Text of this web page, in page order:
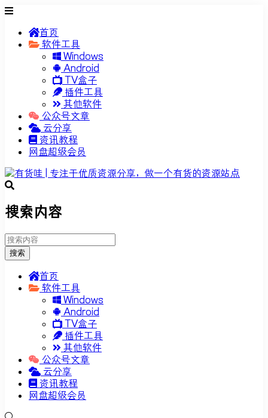
首页
软件工具
Windows
Android
TV盒子
插件工具
其他软件
公众号文章
云分享
资讯教程
网盘超级会员
搜索内容
搜索
首页
软件工具
Windows
Android
TV盒子
插件工具
其他软件
公众号文章
云分享
资讯教程
网盘超级会员